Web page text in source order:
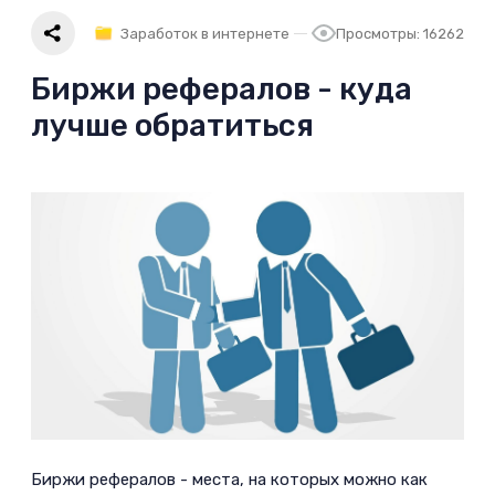
Заработок в интернете Просмотры: 16262
Биржи рефералов - куда
лучше обратиться
Биржи рефералов - места, на которых можно как